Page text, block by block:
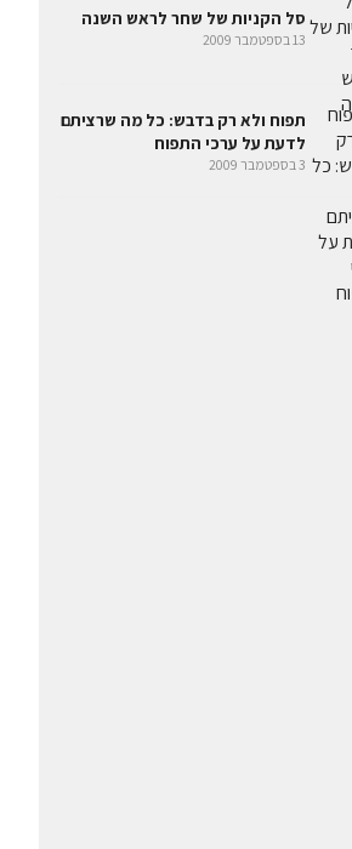
סל הקניות של שחר לראש השנה
13 בספטמבר 2009
תפוח ולא רק בדבש: כל מה שרציתם
לדעת על ערכי התפוח
3 בספטמבר 2009